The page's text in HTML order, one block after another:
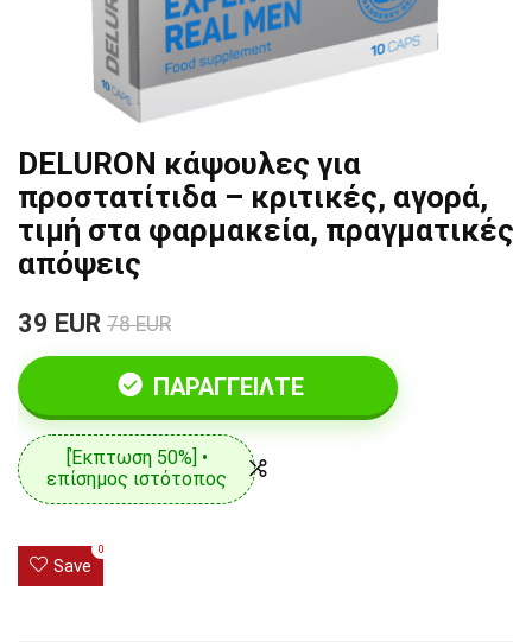
DELURON κάψουλες για
προστατίτιδα – κριτικές, αγορά,
τιμή στα φαρμακεία, πραγματικές
απόψεις
39 EUR 78 EUR
ΠΑΡΑΓΓΕΊΛΤΕ
[Έκπτωση 50%] •
επίσημος ιστότοπος
Save
0